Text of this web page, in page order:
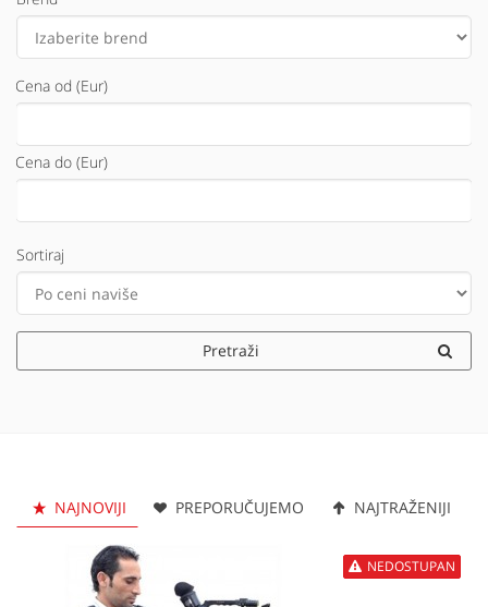
Cena od (Eur)
Cena do (Eur)
Sortiraj
Pretraži
NAJNOVIJI PREPORUČUJEMO NAJTRAŽENIJI
NEDOSTUPAN